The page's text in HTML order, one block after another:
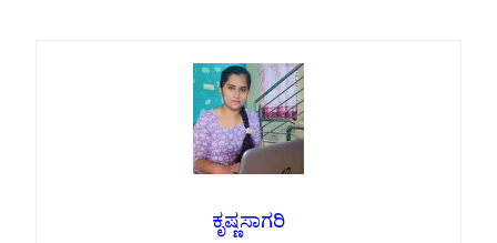
ಕೃಷ್ಣಸಾಗರಿ